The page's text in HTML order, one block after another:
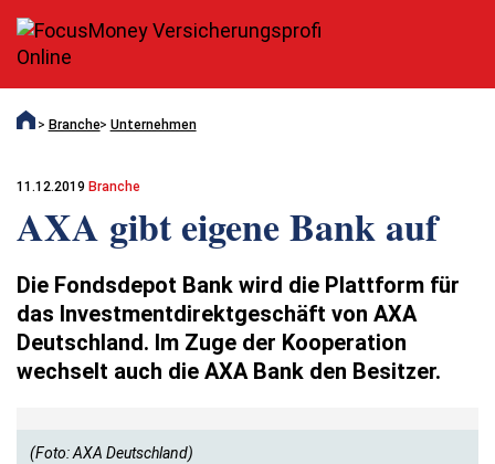
Branche Unternehmen
11.12.2019 Branche
AXA gibt eigene Bank auf
Die Fondsdepot Bank wird die Plattform für
das Investmentdirektgeschäft von AXA
Deutschland. Im Zuge der Kooperation
wechselt auch die AXA Bank den Besitzer.
(Foto: AXA Deutschland)